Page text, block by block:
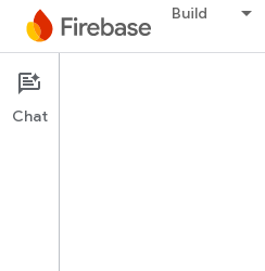
Build
Documentation
Panoramica
Chat